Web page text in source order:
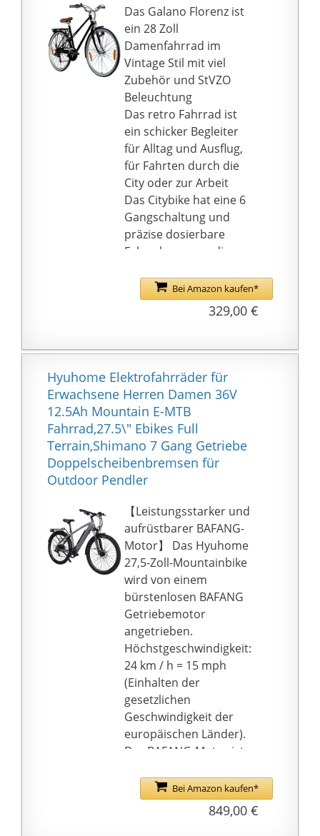
der Regel 3-5 Werktage.
Leichtigkeit fahren kann
Die 26"-Laufräder aus
Aluminium und die
robusten 26" x 2.00"-
Reifen im Stil eines
Mountainbikes sind für
den Einsatz auf
verschiedenen
Untergründen
geeignet.
Dieses Wildtrak Fahrrad
für Damen mit 26-Zoll-
Laufrädern wird zu 85
Prozent montiert
geliefert. Das
die Montage der
Pedale, des
Lenkers/Vorbaus und
sowie die Einstellung
der Fahrt erforderlich.
Werkzeug und eine
ausführliche Anleitung
liegen dem Fahrrad bei,
um Sie durch die
einzelnen Schritte zu
führen. Sie benötigen
eine Pumpe, um die
Reifen aufzupumpen
Das Galano Florenz ist
ein 28 Zoll
Damenfahrrad im
Vintage Stil mit viel
Zubehör und StVZO
Beleuchtung
Das retro Fahrrad ist
ein schicker Begleiter
für Alltag und Ausflug,
für Fahrten durch die
City oder zur Arbeit
Das Citybike hat eine 6
Gangschaltung und
präzise dosierbare
Felgenbremsen, die
benötigen
Das City Bike ist mit
einem Gepäckträger,
Schutzblechen sowie
Komfortsattel
ausgestattet
Das Rad besitzt eine
Lenkerhöhe von 96 cm,
der Sattel kann von 86
bis 101 cm eingestellt
werden
für Damen und Herren
mit 155 - 185 cm
Körpergröße und wird
zu 85
{ba49e08ff2b7fff421e7e
1755e98c7dc9a8c6fc9d
a7f288a03d593898caef
b25} vormontiert
geliefert
Bei Amazon kaufen*
329,00 €
Hyuhome Elektrofahrräder für
Erwachsene Herren Damen 36V
12.5Ah Mountain E-MTB
Fahrrad,27.5\" Ebikes Full
Terrain,Shimano 7 Gang Getriebe
Doppelscheibenbremsen für
Outdoor Pendler
【Leistungsstarker und
aufrüstbarer BAFANG-
Motor】 Das Hyuhome
27,5-Zoll-Mountainbike
wird von einem
bürstenlosen BAFANG
Getriebemotor
angetrieben.
Höchstgeschwindigkeit:
24 km / h = 15 mph
(Einhalten der
gesetzlichen
Geschwindigkeit der
europäischen Länder).
Der BAFANG-Motor ist
steile Anstiege und
Langstreckenradfahren.
Bei Amazon kaufen*
849,00 €